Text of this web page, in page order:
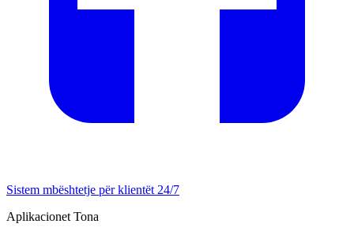
Sistem mbështetje për klientët 24/7
Aplikacionet Tona